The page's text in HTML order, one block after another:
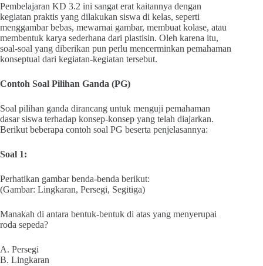
Pembelajaran KD 3.2 ini sangat erat kaitannya dengan
kegiatan praktis yang dilakukan siswa di kelas, seperti
menggambar bebas, mewarnai gambar, membuat kolase, atau
membentuk karya sederhana dari plastisin. Oleh karena itu,
soal-soal yang diberikan pun perlu mencerminkan pemahaman
konseptual dari kegiatan-kegiatan tersebut.
Contoh Soal Pilihan Ganda (PG)
Soal pilihan ganda dirancang untuk menguji pemahaman
dasar siswa terhadap konsep-konsep yang telah diajarkan.
Berikut beberapa contoh soal PG beserta penjelasannya:
Soal 1:
Perhatikan gambar benda-benda berikut:
(Gambar: Lingkaran, Persegi, Segitiga)
Manakah di antara bentuk-bentuk di atas yang menyerupai
roda sepeda?
A. Persegi
B. Lingkaran